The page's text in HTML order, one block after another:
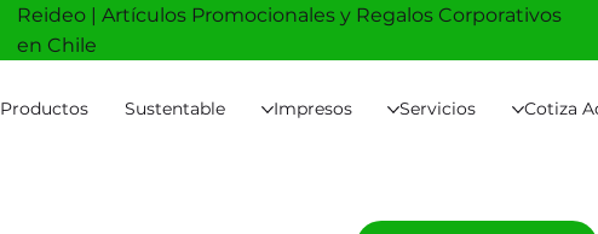
Productos Sustentable Impresos Servicios Cotiza
Reideo | Artículos Promocionales y Regalos Corporativos
en Chile